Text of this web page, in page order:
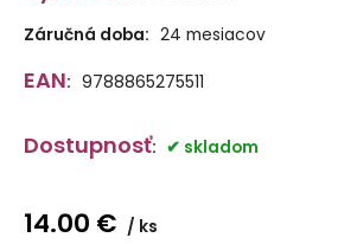
Záručná doba: 24 mesiacov
EAN: 9788865275511
Dostupnosť: skladom
14.00 € ks